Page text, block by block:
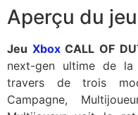
Aperçu du jeu
Jeu XboxCALL OF
next-gen ultime de la
travers de trois
Campagne,